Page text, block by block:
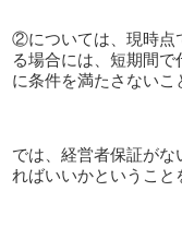
②については、現時点
る場合には、短期間
に条件を満たさないこ
では、経営者保証が
ればいいかということ